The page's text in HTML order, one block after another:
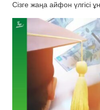
Сізге жаңа айфон үлгісі